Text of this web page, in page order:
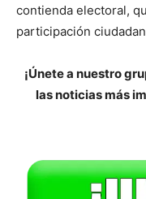
contienda electoral,
participación
¡Únete a nuestro
las noticias más